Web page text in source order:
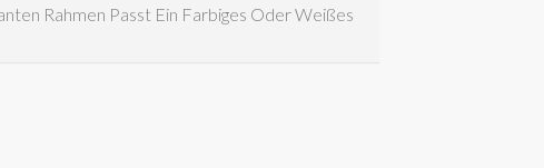
Rahmen Passt Ein Farbiges Oder Weißes